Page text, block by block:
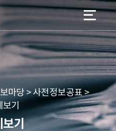
가기
가기
마당 > 사전정보공표 >
기
기